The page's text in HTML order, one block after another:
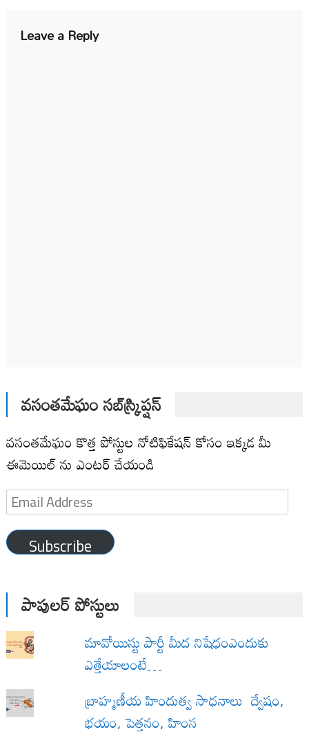
Leave a Reply
వసంతమేఘం సబ్‌స్క్రిప్షన్
వసంతమేఘం కొత్త పోస్టుల నోటిఫికేషన్ కోసం ఇక్కడ మీ
ఈమెయిల్ ను ఎంటర్ చేయండి
Email
Address
Subscribe
పాపులర్ పోస్టులు
మావోయిస్టు పార్టీ మీద నిషేధంఎందుకు
ఎత్తేయాలంటే…
బ్రాహ్మణీయ హిందుత్వ సాధనాలు ద్వేషం,
భయం, పెత్తనం, హింస